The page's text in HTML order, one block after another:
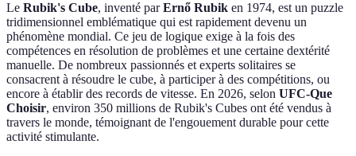
Le Rubik's Cube, inventé parErnő Rubik en 1974, est un puzzle
tridimensionnel emblématique qui est rapidement devenu un
phénomène mondial. Ce jeu de logique exige à la fois des
compétences en résolution de problèmes et une certaine dextérité
manuelle. De nombreux passionnés et experts solitaires se
consacrent à résoudre le cube, à participer à des compétitions, ou
encore à établir des records de vitesse. En 2026, selon UFC-Que
Choisir, environ 350 millions de Rubik's Cubes ont été vendus à
travers le monde, témoignant de l'engouement durable pour cette
activité stimulante.